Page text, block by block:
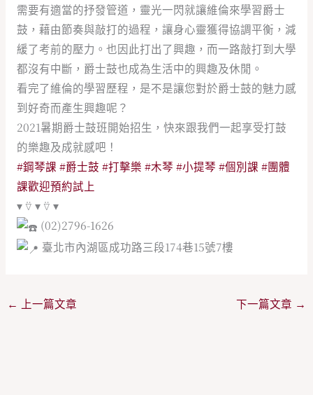
需要有適當的抒發管道，靈光一閃就讓維倫來學習爵士
鼓，藉由節奏與敲打的過程，讓身心靈獲得協調平衡，減
緩了考前的壓力。也因此打出了興趣，而一路敲打到大學
都沒有中斷，爵士鼓也成為生活中的興趣及休閒。
看完了維倫的學習歷程，是不是讓您對於爵士鼓的魅力感
到好奇而產生興趣呢？
2021暑期爵士鼓班開始招生，快來跟我們一起享受打鼓
的樂趣及成就感吧！
#鋼琴課 #爵士鼓 #打擊樂 #木琴 #小提琴 #個別課 #團體
課歡迎預約試上
▾ ⍢ ▾ ⍢ ▾
(02)2796-1626
臺北市內湖區成功路三段174巷15號7樓
← 上一篇文章 下一篇文章 →